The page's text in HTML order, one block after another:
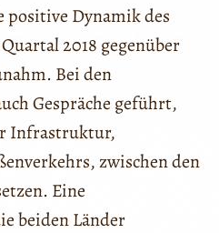
positive Dynamik des
2018 gegenüber
Bei den
Gespräche geführt,
Infrastruktur,
zwischen den
Eine
beiden Länder